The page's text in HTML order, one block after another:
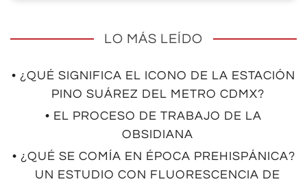
LO MÁS LEÍDO
• ¿QUÉ SIGNIFICA EL ICONO DE LA ESTACIÓN
PINO SUÁREZ DEL METRO CDMX?
• EL PROCESO DE TRABAJO DE LA
OBSIDIANA
• ¿QUÉ SE COMÍA EN ÉPOCA PREHISPÁNICA?
UN ESTUDIO CON FLUORESCENCIA DE